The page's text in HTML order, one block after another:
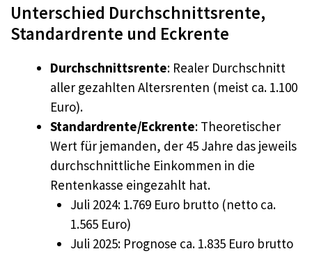
Unterschied Durchschnittsrente,
Standardrente und Eckrente
Durchschnittsrente: Realer Durchschnitt
aller gezahlten Altersrenten (meist ca. 1.100
Euro).
Standardrente/Eckrente: Theoretischer
Wert für jemanden, der 45 Jahre das jeweils
durchschnittliche Einkommen in die
Rentenkasse eingezahlt hat.
Juli 2024: 1.769 Euro brutto (netto ca.
1.565 Euro)
Juli 2025: Prognose ca. 1.835 Euro brutto